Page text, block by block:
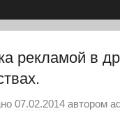
рекламой в
07.02.2014 автором